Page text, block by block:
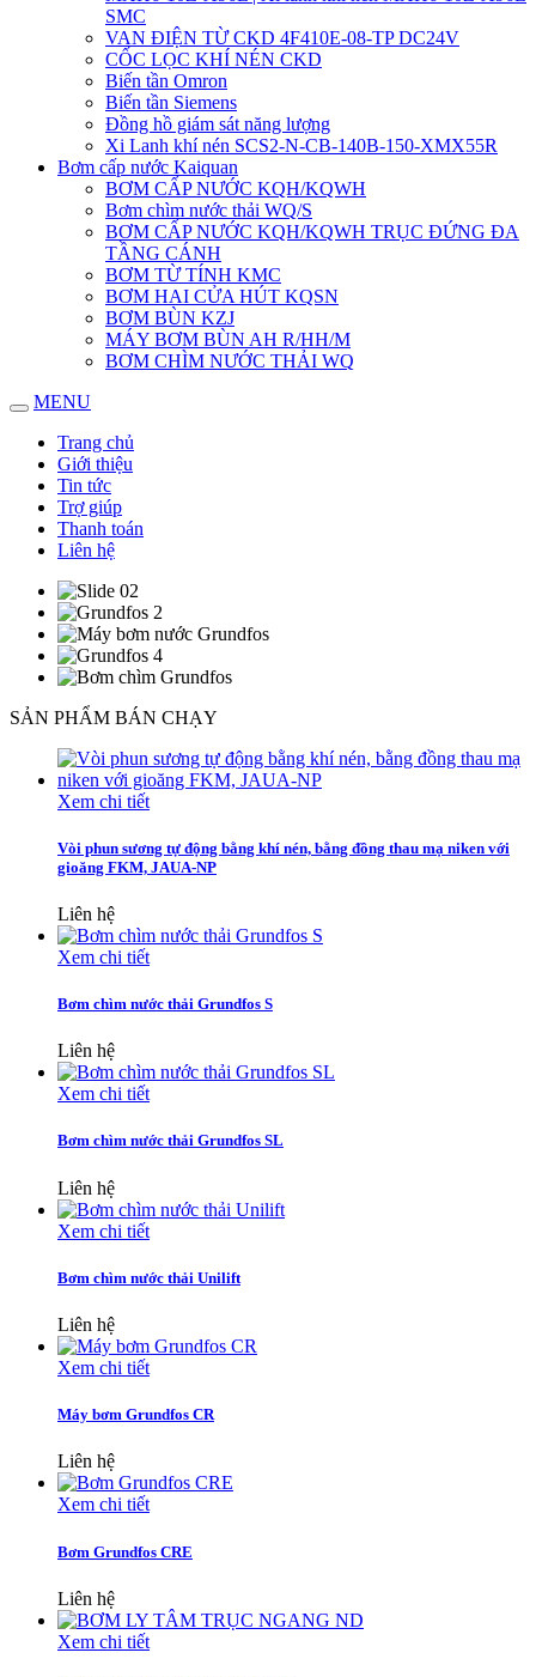
SMC
VAN ĐIỆN TỪ CKD 4F410E-08-TP DC24V
CỐC LỌC KHÍ NÉN CKD
Biến tần Omron
Biến tần Siemens
Đồng hồ giám sát năng lượng
Xi Lanh khí nén SCS2-N-CB-140B-150-XMX55R
Bơm cấp nước Kaiquan
BƠM CẤP NƯỚC KQH/KQWH
Bơm chìm nước thải WQ/S
BƠM CẤP NƯỚC KQH/KQWH TRỤC ĐỨNG ĐA
TẦNG CÁNH
BƠM TỪ TÍNH KMC
BƠM HAI CỬA HÚT KQSN
BƠM BÙN KZJ
MÁY BƠM BÙN AH R/HH/M
BƠM CHÌM NƯỚC THẢI WQ
MENU
Trang chủ
Giới thiệu
Tin tức
Trợ giúp
Thanh toán
Liên hệ
SẢN PHẨM BÁN CHẠY
Xem chi tiết
Vòi phun sương tự động bằng khí nén, bằng đồng thau mạ niken với
gioăng FKM, JAUA-NP
Liên hệ
Xem chi tiết
Bơm chìm nước thải Grundfos S
Liên hệ
Xem chi tiết
Bơm chìm nước thải Grundfos SL
Liên hệ
Xem chi tiết
Bơm chìm nước thải Unilift
Liên hệ
Xem chi tiết
Máy bơm Grundfos CR
Liên hệ
Xem chi tiết
Bơm Grundfos CRE
Liên hệ
Xem chi tiết